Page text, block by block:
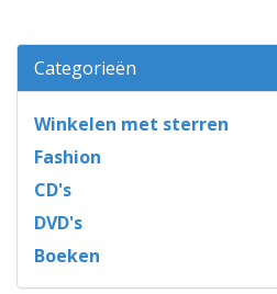
Categorieën
Winkelen met sterren
Fashion
CD's
DVD's
Boeken